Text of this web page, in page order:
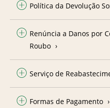
Política da Devolução
Renúncia a Danos por
Roubo
Serviço de
Formas de Pagamento